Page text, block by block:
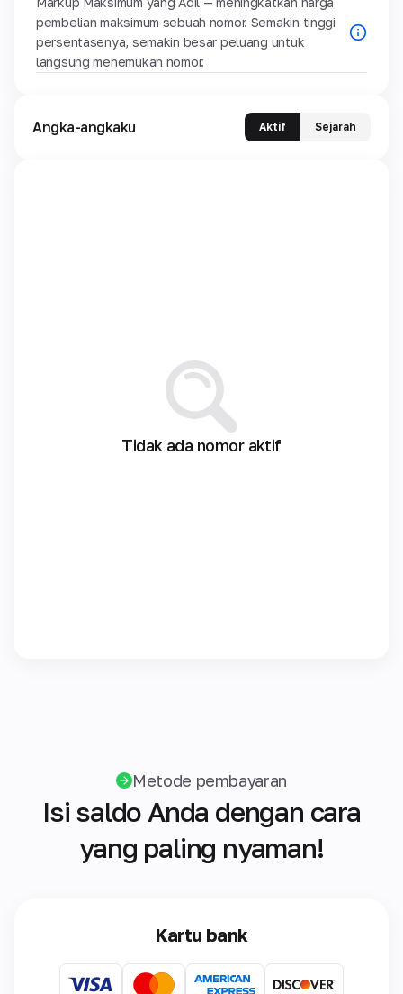
pembelian maksimum sebuah nomor. Semakin tinggi
persentasenya, semakin besar peluang untuk
langsung menemukan nomor.
Angka-angkaku Aktif Sejarah
Tidak ada nomor aktif
Metode pembayaran
Isi saldo Anda dengan cara
yang paling nyaman!
Kartu bank